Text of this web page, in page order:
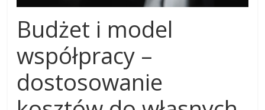
Budżet i model
współpracy –
dostosowanie